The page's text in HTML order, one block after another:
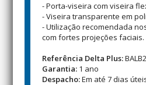
- Porta-viseira com viseira
- Viseira transparente em
- Utilização recomendada
com fortes projeções faciais.
Referência Delta Plus:
Garantia: 1 ano
Despacho:Em até 7 dias